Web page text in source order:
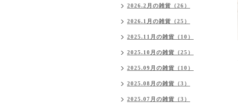
2026.2月の雑貨（26）
2026.1月の雑貨（25）
2025.11月の雑貨（10）
2025.10月の雑貨（25）
2025.09月の雑貨（10）
2025.08月の雑貨（3）
2025.07月の雑貨（3）